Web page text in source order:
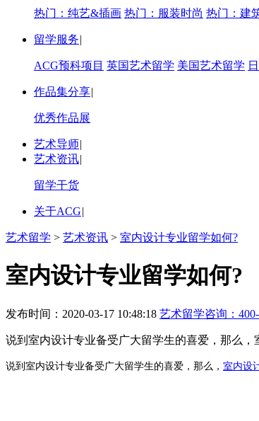
热门：纯艺&插画 热门：服装时尚 热门：建
留学服务|
ACG预科项目 英国艺术留学 美国艺术留学
作品集分享|
优秀作品展
艺术导师|
艺术资讯|
留学干货
关于ACG|
艺术留学 > 艺术资讯 > 室内设计专业留学如何?
室内设计专业留学如何?
发布时间：2020-03-17 10:48:18 艺术留学咨询：
说到室内设计专业备受广大留学生的喜爱，那么，
说到室内设计专业备受广大留学生的喜爱，那么， 室内设